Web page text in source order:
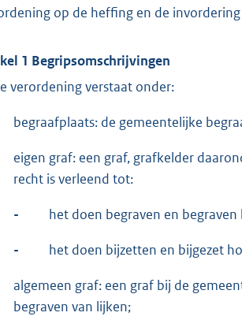
op de heffing en de
1 Begripsomschrijvingen
verordening verstaat onder:
begraafplaats: de gemeentelijke
eigen graf: een graf, grafkelder
recht is verleend tot:
- het doen begraven en
- het doen bijzetten en bijgezet
algemeen graf: een graf bij de
begraven van lijken;